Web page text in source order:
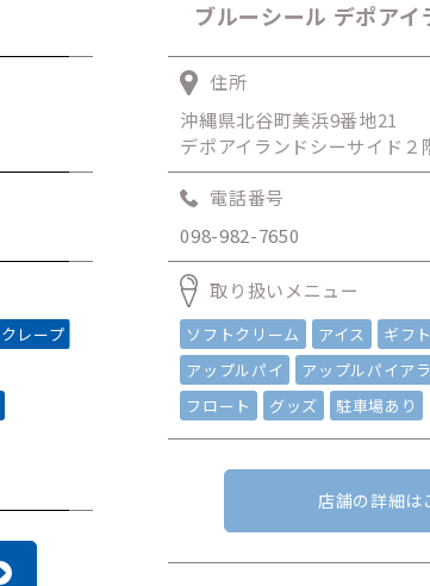
クレープ
ブルーシール デポア
住所
沖縄県北谷町美浜9番地21
デポアイランドシーサイド２
電話番号
098-982-7650
取り扱いメニュー
ソフトクリーム アイス ギフト
アップルパイ
アップルパイア
フロート
グッズ 駐車場あり
店舗の詳細は